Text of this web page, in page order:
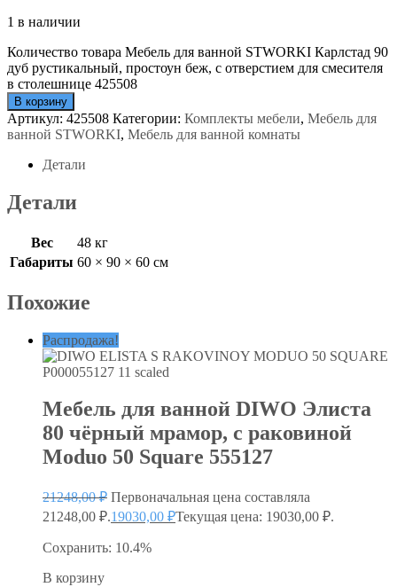
1 в наличии
Количество товара Мебель для ванной STWORKI Карлстад 90
дуб рустикальный, простоун беж, с отверстием для смесителя
в столешнице 425508
В корзину
Артикул: 425508 Категории: Комплекты мебели, Мебель для
ванной STWORKI, Мебель для ванной комнаты
Детали
Детали
Вес
48 кг
Габариты 60 × 90 × 60 см
Похожие
Распродажа!
Мебель для ванной DIWO Элиста
80 чёрный мрамор, с раковиной
Moduo 50 Square 555127
21248,00₽ Первоначальная цена составляла
21248,00 ₽.19030,00 ₽Текущая цена: 19030,00 ₽.
Сохранить: 10.4%
В корзину